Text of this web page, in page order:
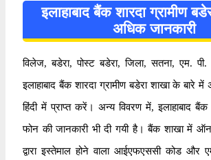
इलाहाबाद बैंक शारदा ग्रामीण
अधिक जानकारी
विलेज, बडेरा, पोस्ट बडेरा, जिला, सतना, एम.
इलाहाबाद बैंक शारदा ग्रामीण बडेरा शाखा के बारे में
हिंदी में प्राप्त करें। अन्य विवरण में, इलाहाबाद बैंक
फोन की जानकारी भी दी गयी है। बैंक शाखा में
द्वारा इस्तेमाल होने वाला आईएफएससी कोड और